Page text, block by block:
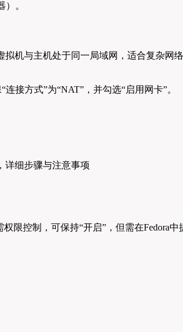
）。
拟机与主机处于同一局域网，适合复杂网
接方式”为“NAT”，并勾选“启用网卡”。
限控制，可保持“开启”，但需在Fedora中